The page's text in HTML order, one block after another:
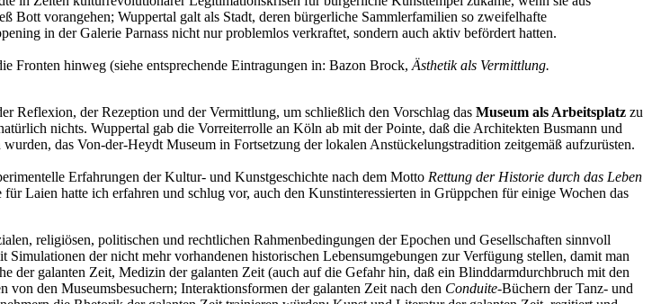
vorangehen; Wuppertal galt als Stadt, deren bürgerliche Sammlerfamilien so zweifelhafte
in der Galerie Parnass nicht nur problemlos verkraftet, sondern auch aktiv befördert hatten.
Fronten hinweg (siehe entsprechende Eintragungen in: Bazon Brock, Ästhetik als Vermittlung.
Reflexion, der Rezeption und der Vermittlung, um schließlich den Vorschlag das Museum als Arbeitsplatz zu
nichts. Wuppertal gab die Vorreiterrolle an Köln ab mit der Pointe, daß die Architekten Busmann und
das Von-der-Heydt Museum in Fortsetzung der lokalen Anstückelungstradition zeitgemäß aufzurüsten.
Erfahrungen der Kultur- und Kunstgeschichte nach dem Motto Rettung der Historie durch das Leben
Laien hatte ich erfahren und schlug vor, auch den Kunstinteressierten in Grüppchen für einige Wochen das
religiösen, politischen und rechtlichen Rahmenbedingungen der Epochen und Gesellschaften sinnvoll
der nicht mehr vorhandenen historischen Lebensumgebungen zur Verfügung stellen, damit man
der galanten Zeit, Medizin der galanten Zeit (auch auf die Gefahr hin, daß ein Blinddarmdurchbruch mit den
den Museumsbesuchern; Interaktionsformen der galanten Zeit nach den Conduite-Büchern der Tanz- und